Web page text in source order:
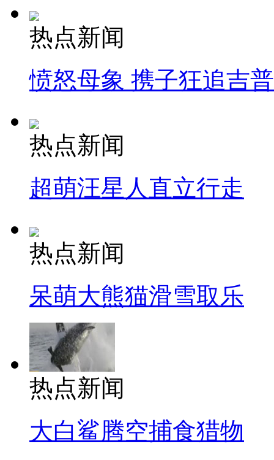
热点新闻
愤怒母象 携子狂追吉
热点新闻
超萌汪星人直立行走
热点新闻
呆萌大熊猫滑雪取乐
热点新闻
大白鲨腾空捕食猎物